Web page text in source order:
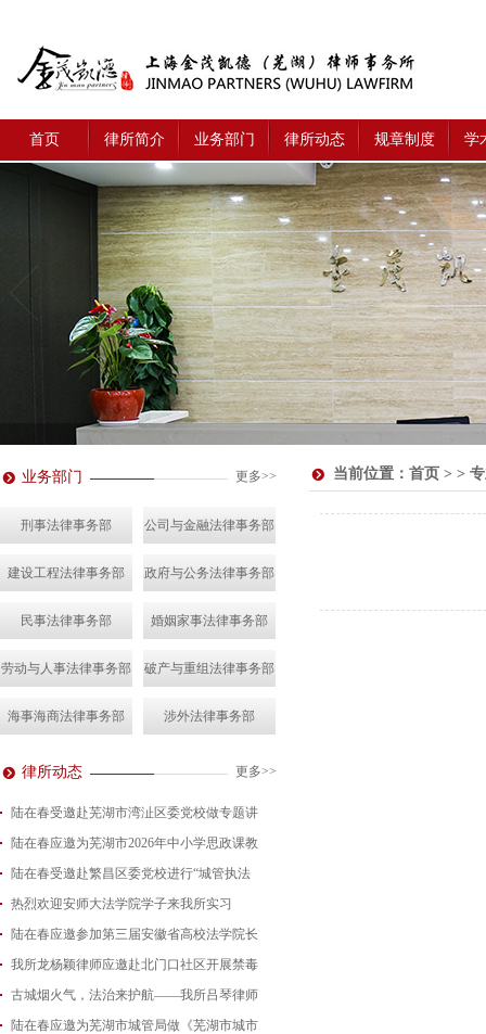
首页 律所简介 业务部门 律所动态 规章制度 学
业务部门 更多>>
刑事法律事务部 公司与金融法律事务部
建设工程法律事务部 政府与公务法律事务部
民事法律事务部 婚姻家事法律事务部
劳动与人事法律事务部 破产与重组法律事务部
海事海商法律事务部 涉外法律事务部
律所动态 更多>>
陆在春受邀赴芜湖市湾沚区委党校做专题讲
2026-08-04
陆在春应邀为芜湖市2026年中小学思政课教
2026-07-24
陆在春受邀赴繁昌区委党校进行“城管执法
2026-07-15
热烈欢迎安师大法学院学子来我所实习
2026-07-01
陆在春应邀参加第三届安徽省高校法学院长
2026-06-29
我所龙杨颖律师应邀赴北门口社区开展禁毒
2026-06-18
古城烟火气，法治来护航——我所吕琴律师
2026-05-21
陆在春应邀为芜湖市城管局做《芜湖市城市
当前位置： 首页 > >